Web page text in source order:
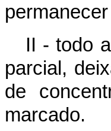
II - todo
parcial,
de
marcado.